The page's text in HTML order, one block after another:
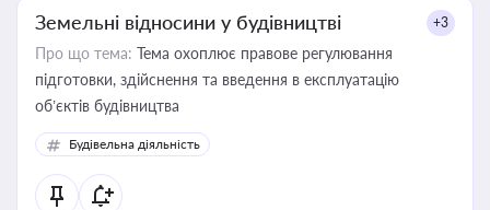
Земельні відносини у будівництві +3
Про що тема: Тема охоплює правове регулювання
підготовки, здійснення та введення в експлуатацію
об’єктів будівництва
Будівельна діяльність